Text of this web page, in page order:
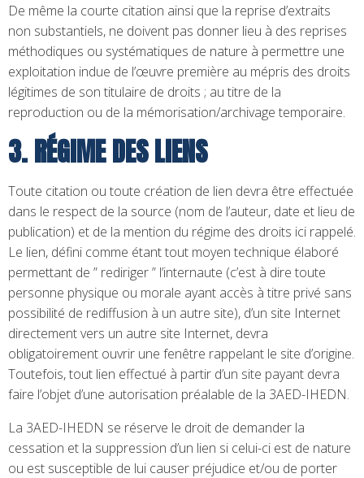
De même la courte citation ainsi que la reprise d’extraits
non substantiels, ne doivent pas donner lieu à des reprises
méthodiques ou systématiques de nature à permettre une
exploitation indue de l’œuvre première au mépris des droits
légitimes de son titulaire de droits ; au titre de la
reproduction ou de la mémorisation/archivage temporaire.
3. RÉGIME DES LIENS
Toute citation ou toute création de lien devra être effectuée
dans le respect de la source (nom de l’auteur, date et lieu de
publication) et de la mention du régime des droits ici rappelé.
Le lien, défini comme étant tout moyen technique élaboré
permettant de ” rediriger ” l’internaute (c’est à dire toute
personne physique ou morale ayant accès à titre privé sans
possibilité de rediffusion à un autre site), d’un site Internet
directement vers un autre site Internet, devra
obligatoirement ouvrir une fenêtre rappelant le site d’origine.
Toutefois, tout lien effectué à partir d’un site payant devra
faire l’objet d’une autorisation préalable de la 3AED-IHEDN.
La 3AED-IHEDN se réserve le droit de demander la
cessation et la suppression d’un lien si celui-ci est de nature
ou est susceptible de lui causer préjudice et/ou de porter